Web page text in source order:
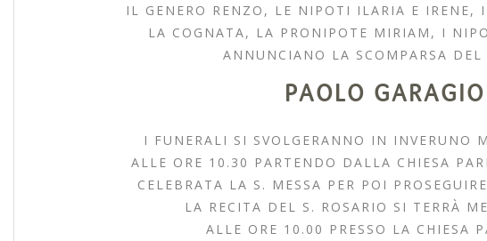
IL GENERO RENZO, LE NIPOTI ILARIA E IRENE,
LA COGNATA, LA PRONIPOTE MIRIAM, I
ANNUNCIANO LA SCOMPARSA DEL
PAOLO
I FUNERALI SI SVOLGERANNO IN INVERUNO
ALLE ORE 10.30 PARTENDO DALLA CHIESA
CELEBRATA LA S. MESSA PER POI
LA RECITA DEL S. ROSARIO SI TERRÀ
ALLE ORE 10.00 PRESSO LA CHIESA